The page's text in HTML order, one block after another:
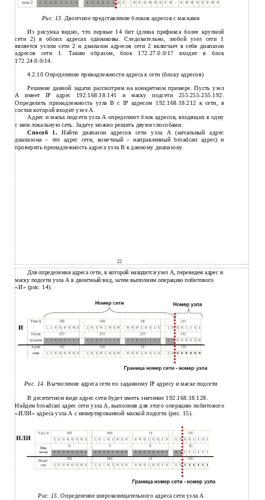
Рис. 13. Двоичное представление блоков адресов с масками
Из рисунка видно, что первые 14 бит (длина префикса более крупной
сети 2) в обоих адресах одинаковы. Следовательно, любой узел сети 1
является узлом сети 2 и диапазон адресов сети 2 включает в себя диапазон
адресов сети 1. Таким образом, блок 172.27.0.0/17 входит в блок
172.24.0.0/14
4.2.10 Определение принадлежности адреса к сети (блоку адресов)
Решение данной задачи рассмотрим на конкретном примере. Пусть узел
A имеет IP адрес 192.168.18.141 и маску подсети 255.255.255.192.
Определить принадлежность узла B с IP адресом 192.168.18.212 к сети, в
состав которой входит узел A.
Адрес и маска подсети узла А определяют блок адресов, входящих в одну
с ним локальную сеть. Задачу можно решить двумя способами:
Способ 1.Найти диапазон адресов сети узла A (начальный адрес
диапазона – это адрес сети, конечный – направленный broadcast адрес) и
проверить принадлежность адреса узла B к данному диапазону.
22
Для определения адреса сети, в которой находится узел А, переведем адрес и
маску подсети узла А в двоичный вид, затем выполним операцию побитового
«И» (рис. 14).
Рис. 14.Вычисление адреса сети по заданному IP адресу и маске подсети
В десятичном виде адрес сети будет иметь значение 192.168.18.128.
Найдем broadcast адрес сети узла A, выполнив для этого операцию побитового
«ИЛИ» адреса узла А с инвертированной маской подсети (рис. 15).
Рис. 15.Определение широковещательного адреса сети узла А